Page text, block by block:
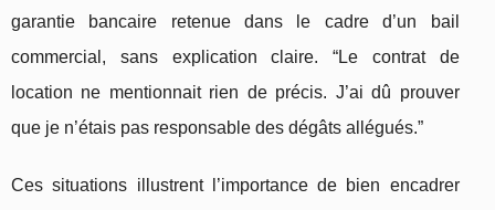
garantie bancaire retenue dans le cadre d’un bail
commercial, sans explication claire. “Le contrat de
location ne mentionnait rien de précis. J’ai dû prouver
que je n’étais pas responsable des dégâts allégués.”
Ces situations illustrent l’importance de bien encadrer